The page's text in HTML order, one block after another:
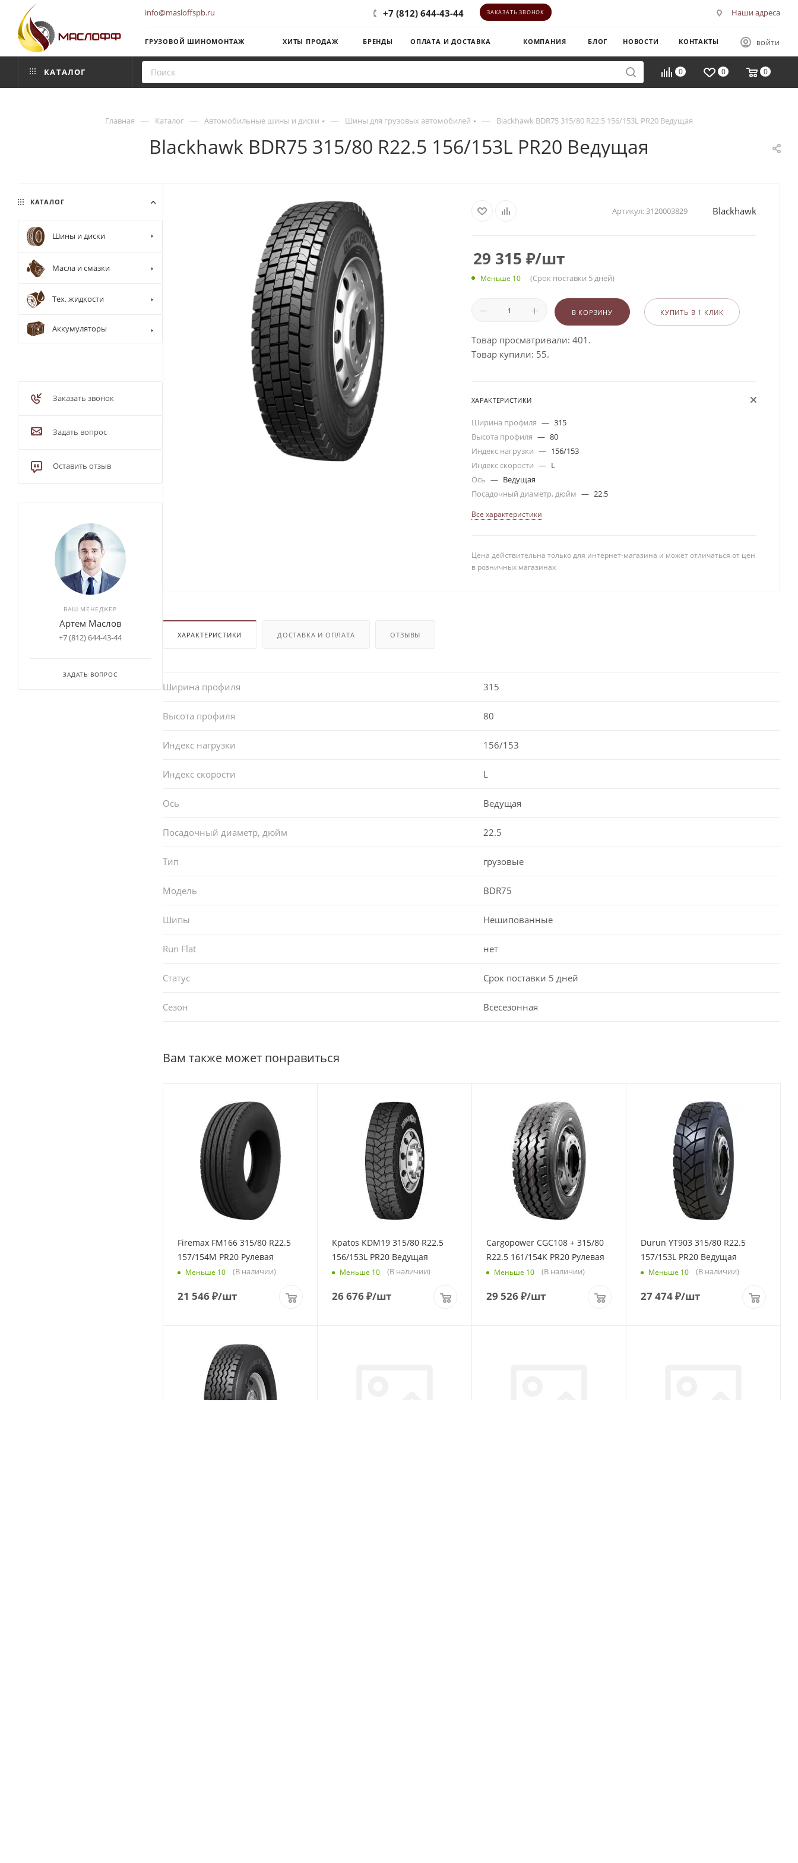
info@masloffspb.ru +7 (812) 644-43-44 ЗАКАЗАТЬ ЗВОНОК Наши адреса
ГРУЗОВОЙ ШИНОМОНТАЖ ХИТЫ ПРОДАЖ БРЕНДЫ ОПЛАТА И ДОСТАВКА КОМПАНИЯ БЛОГ НОВОСТИ КОНТАКТЫ ВОЙТИ
КАТАЛОГ 0 0 0
Главная — Каталог — Автомобильные шины и диски — Шины для грузовых автомобилей — Blackhawk BDR75 315/80 R22.5 156/153L PR20 Ведущая
Blackhawk BDR75 315/80 R22.5 156/153L PR20 Ведущая
Артикул:3120003829 Blackhawk
29 315 ₽/шт
Меньше 10 (Срок поставки 5 дней)
В КОРЗИНУ КУПИТЬ В 1 КЛИК
Товар просматривали: 401.
Товар купили: 55.
ХАРАКТЕРИСТИКИ
Ширина профиля — 315
Высота профиля — 80
Индекс нагрузки — 156/153
Индекс скорости — L
Ось — Ведущая
Посадочный диаметр, дюйм — 22.5
Все характеристики
Цена действительна только для интернет-магазина и может отличаться от цен
в розничных магазинах
ХАРАКТЕРИСТИКИ ДОСТАВКА И ОПЛАТА ОТЗЫВЫ
Ширина профиля 315
Высота профиля 80
Индекс нагрузки 156/153
Индекс скорости L
Ось Ведущая
Посадочный диаметр, дюйм 22.5
Тип грузовые
Модель BDR75
Шипы Нешипованные
Run Flat нет
Статус Срок поставки 5 дней
Сезон Всесезонная
Вам также может понравиться
Firemax FM166 315/80 R22.5
157/154M PR20 Рулевая
Меньше 10 (В наличии)
21 546 ₽/шт
Kpatos KDM19 315/80 R22.5
156/153L PR20 Ведущая
Меньше 10 (В наличии)
26 676 ₽/шт
Cargopower CGC108 + 315/80
R22.5 161/154K PR20 Рулевая
Меньше 10 (В наличии)
29 526 ₽/шт
Durun YT903 315/80 R22.5
157/153L PR20 Ведущая
Меньше 10 (В наличии)
27 474₽/шт
КАТАЛОГ
Шины и диски
Масла и смазки
Тех. жидкости
Аккумуляторы
Заказать звонок
Задать вопрос
Оставить отзыв
ВАШ МЕНЕДЖЕР
Артем Маслов
+7 (812) 644-43-44
ЗАДАТЬ ВОПРОС